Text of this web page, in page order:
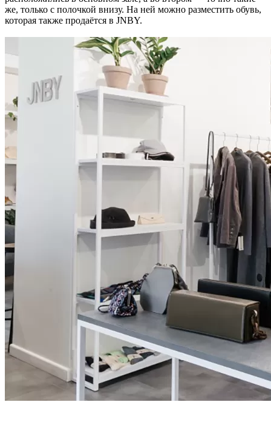
же, только с полочкой внизу. На ней можно разместить обувь,
которая также продаётся в JNBY.